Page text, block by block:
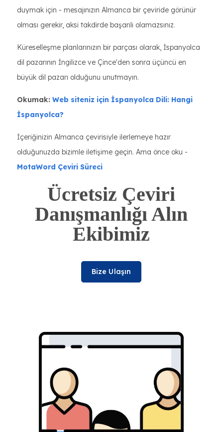
duymak için - mesajınızın Almanca bir çeviride görünür
olması gerekir, aksi takdirde başarılı olamazsınız.
Küreselleşme planlarınızın bir parçası olarak, İspanyolca
dil pazarının İngilizce ve Çince'den sonra üçüncü en
büyük dil pazarı olduğunu unutmayın.
Okumak: Web siteniz için İspanyolca Dili: Hangi
İspanyolca?
İçeriğinizin Almanca çevirisiyle ilerlemeye hazır
olduğunuzda bizimle iletişime geçin. Ama önce oku -
MotaWord Çeviri Süreci
Ücretsiz Çeviri
Danışmanlığı Alın
Ekibimiz
Bize Ulaşın